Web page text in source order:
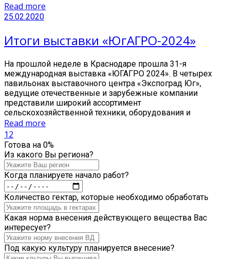
Read more
25.02.2020
Итоги выставки «ЮгАГРО-2024»
На прошлой неделе в Краснодаре прошла 31-я
международная выставка «ЮГАГРО 2024». В четырех
павильонах выставочного центра «Экспоград Юг»,
ведущие отечественные и зарубежные компании
представили широкий ассортимент
сельскохозяйственной техники, оборудования и
Read more
12
Готова на 0%
Из какого Вы региона?
Когда планируете начало работ?
Количество гектар, которые необходимо обработать
Какая норма внесения действующего вещества Вас
интересует?
Под какую культуру планируется внесение?